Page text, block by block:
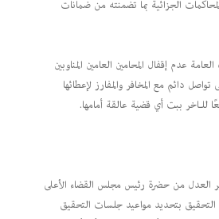
المحاكمات الجزائية بما تضمنته من ضمانات
عدم إقفال المحامين العامين المناوبين
تواصل دائم مع المخافر والمفارز لإعطائها
للـاخر ببت أي قضية عالقة أمامها.
العدل من حضرة رئيس مجلس القضاء الأعلى
التحقيق بتحديد مواعيد جلسات التحقيق